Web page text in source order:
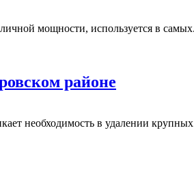
мощности, используется в
районе
необходимость в удалении